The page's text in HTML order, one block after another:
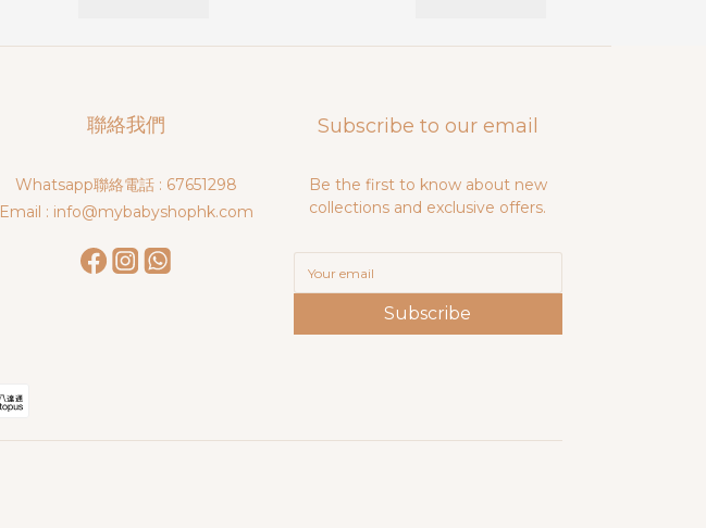
聯絡我們
Whatsapp聯絡電話 : 67651298
Email : info@mybabyshophk.com
Subscribe to our email
Be the first to know about new
collections and exclusive offers.
Subscribe